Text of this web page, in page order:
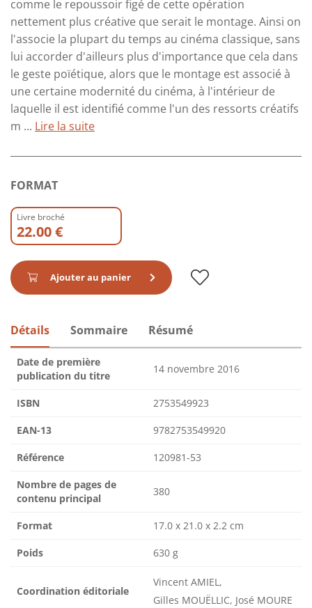
comme le repoussoir figé de cette opération
nettement plus créative que serait le montage. Ainsi on
l'associe la plupart du temps au cinéma classique, sans
lui accorder d'ailleurs plus d'importance que cela dans
le geste poïétique, alors que le montage est associé à
une certaine modernité du cinéma, à l'intérieur de
laquelle il est identifié comme l'un des ressorts créatifs
m ... Lire la suite
FORMAT
Livre broché
22.00 €
Ajouter au panier
Détails Sommaire Résumé
Date de première
publication du titre
14 novembre 2016
ISBN 2753549923
EAN-13 9782753549920
Référence 120981-53
Nombre de pages de
contenu principal
380
Format 17.0 x 21.0 x 2.2 cm
Poids 630 g
Coordination éditoriale
Vincent AMIEL,
Gilles MOUËLLIC, José MOURE